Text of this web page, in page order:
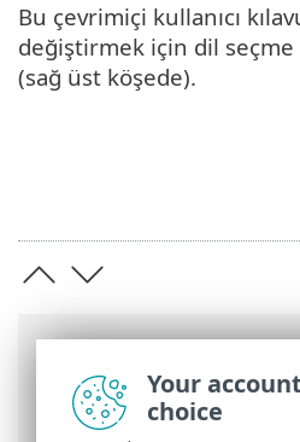
ESET Online Yardım
Security> Özellikler >
Bu çevrimiçi kullanıcı
değiştirmek için dil seçme
(sağ üst köşede).
Your
choice